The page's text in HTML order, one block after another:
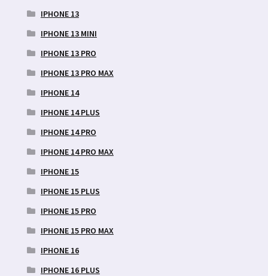
IPHONE 13
IPHONE 13 MINI
IPHONE 13 PRO
IPHONE 13 PRO MAX
IPHONE 14
IPHONE 14 PLUS
IPHONE 14 PRO
IPHONE 14 PRO MAX
IPHONE 15
IPHONE 15 PLUS
IPHONE 15 PRO
IPHONE 15 PRO MAX
IPHONE 16
IPHONE 16 PLUS